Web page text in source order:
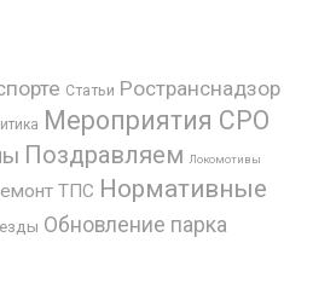
Статьи Ространснадзор
Мероприятия СРО
Поздравляем Локомотивы
ТПС Нормативные
Обновление парка